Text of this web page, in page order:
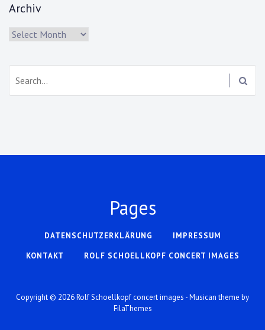
Archiv
Archiv
Pages
DATENSCHUTZERKLÄRUNG
IMPRESSUM
KONTAKT
ROLF SCHOELLKOPF CONCERT IMAGES
Copyright © 2026Rolf Schoellkopf concert images - Musican theme by
FilaThemes